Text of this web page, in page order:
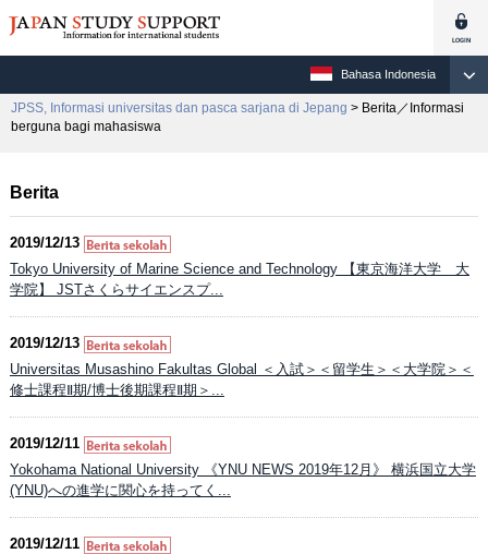
Bahasa Indonesia
JPSS, Informasi universitas dan pasca sarjana di Jepang > Berita／Informasi
berguna bagi mahasiswa
Berita
2019/12/13
Tokyo University of Marine Science and Technology 【東京海洋大学 大
学院】 JSTさくらサイエンスプ...
2019/12/13
Universitas Musashino Fakultas Global ＜入試＞＜留学生＞＜大学院＞＜
修士課程Ⅱ期/博士後期課程Ⅱ期＞...
2019/12/11
Yokohama National University 《YNU NEWS 2019年12月》 横浜国立大学
(YNU)への進学に関心を持ってく...
2019/12/11